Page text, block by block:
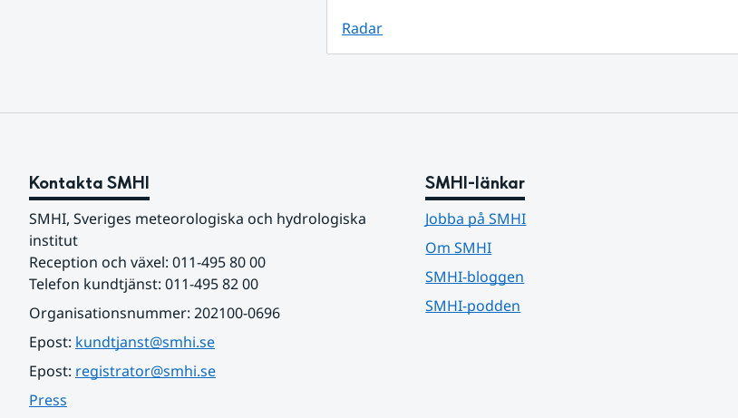
Radar
Kontakta SMHI
SMHI, Sveriges meteorologiska och hydrologiska
institut
Reception och växel: 011-495 80 00
Telefon kundtjänst: 011-495 82 00
Organisationsnummer: 202100-0696
Epost: kundtjanst@smhi.se
Epost: registrator@smhi.se
Press
SMHI-länkar
Jobba på SMHI
Om SMHI
SMHI-bloggen
SMHI-podden